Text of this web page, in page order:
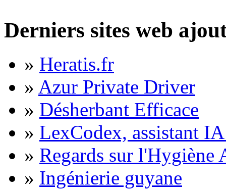
Derniers sites web
» Heratis.fr
» Azur Private Driver
» Désherbant Efficace
» LexCodex, assistant
» Regards sur l'Hygiène
» Ingénierie guyane